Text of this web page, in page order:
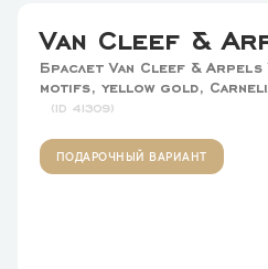
Van Cleef &
Браслет Van Cleef &
motifs, yellow gold,
41309
ПОДАРОЧНЫЙ ВАРИАНТ